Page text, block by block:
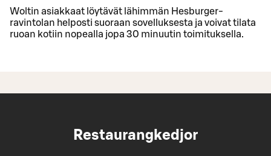
Woltin asiakkaat löytävät lähimmän Hesburger-
ravintolan helposti suoraan sovelluksesta ja voivat tilata
ruoan kotiin nopealla jopa 30 minuutin toimituksella.
Restaurangkedjor